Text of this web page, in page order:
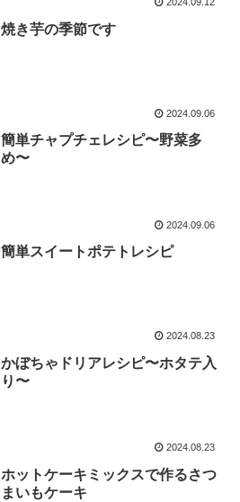
焼き芋の季節です
2024.09.06
簡単チャプチェレシピ〜野菜多
め〜
2024.09.06
簡単スイートポテトレシピ
2024.08.23
かぼちゃドリアレシピ〜ホタテ入
り〜
2024.08.23
ホットケーキミックスで作るさつ
まいもケーキ